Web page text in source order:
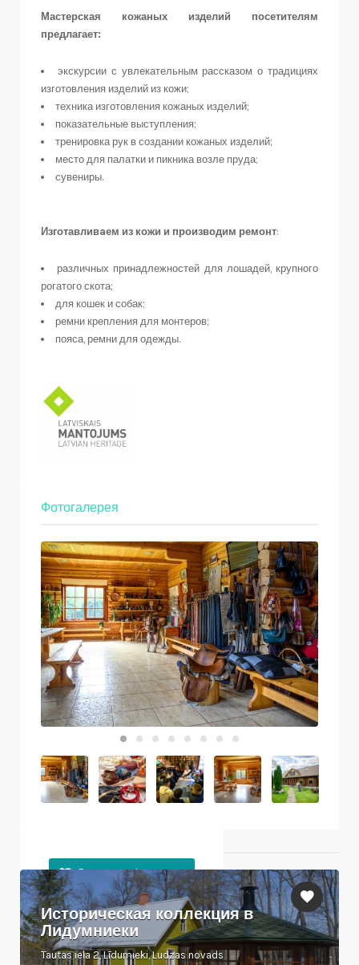
Мастерская кожаных изделий
посетителям
предлагает:
экскурсии с увлекательным рассказом о традициях
изготовления изделий из кожи;
техника изготовления кожаных изделий;
показательные выступления;
тренировка рук в создании кожаных изделий;
место для палатки и пикникавозле пруда;
сувениры.
Изготавливaем из кожи и производим ремонт:
различных принадлежностей для лошадей, крупного
рогатого скота;
для кошек и собак;
ремни крепления для монтеров;
пояса, ремни для одежды.
Фотогалерея
Историческая коллекция в
Лидумниеки
Tautas iela 2, Līdumieki, Ludzas novads